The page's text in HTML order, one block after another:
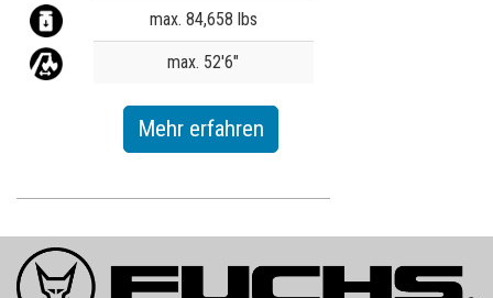
max. 84,658 lbs
max. 52'6"
Mehr erfahren